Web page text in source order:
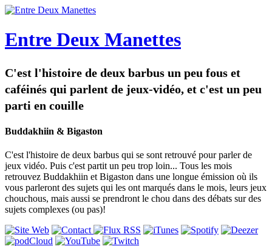
Entre Deux Manettes
C'est l'histoire de deux barbus un peu fous et
caféinés qui parlent de jeux-vidéo, et c'est un peu
parti en couille
Buddakhiin & Bigaston
C'est l'histoire de deux barbus qui se sont retrouvé pour parler de
jeux vidéo. Puis c'est partit un peu trop loin... Tous les mois
retrouvez Buddakhiin et Bigaston dans une longue émission où ils
vous parleront des sujets qui les ont marqués dans le mois, leurs jeux
chouchous, mais aussi se prendront le chou dans des débats sur des
sujets complexes (ou pas)!